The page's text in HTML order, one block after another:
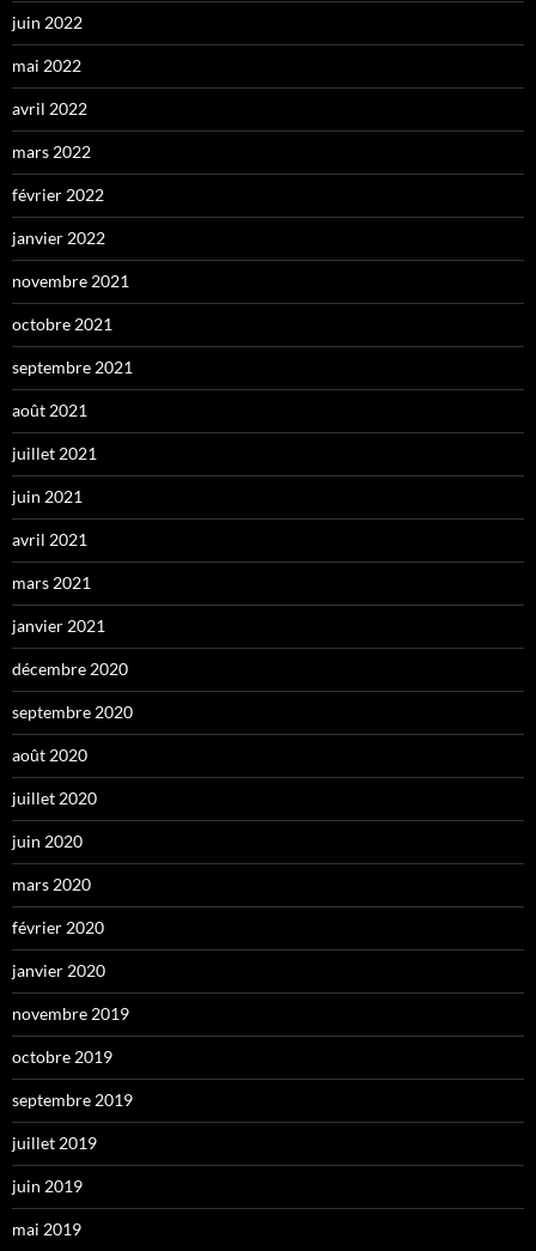
juin 2022
mai 2022
avril 2022
mars 2022
février 2022
janvier 2022
novembre 2021
octobre 2021
septembre 2021
août 2021
juillet 2021
juin 2021
avril 2021
mars 2021
janvier 2021
décembre 2020
septembre 2020
août 2020
juillet 2020
juin 2020
mars 2020
février 2020
janvier 2020
novembre 2019
octobre 2019
septembre 2019
juillet 2019
juin 2019
mai 2019